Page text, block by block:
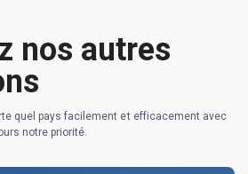
nos autres
quel pays facilement et efficacement avec
notre priorité.